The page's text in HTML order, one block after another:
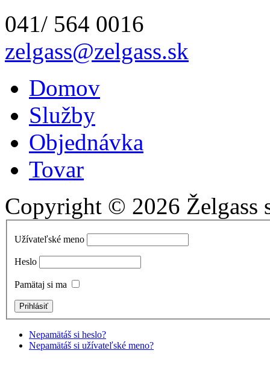
041/ 564 0016
zelgass@zelgass.sk
Domov
Služby
Objednávka
Tovar
Copyright © 2026 Želgass
Užívateľské meno
Heslo
Pamätaj si ma
Nepamätáš si heslo?
Nepamätáš si užívateľské meno?